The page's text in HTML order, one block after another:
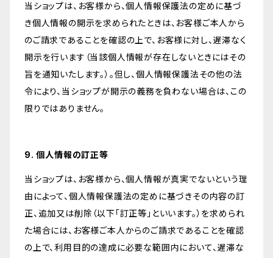
当ショップは、お客様から、個人情報保護法の定めに基づ
き個人情報の開示を求められたときは、お客様ご本人から
のご請求であることを確認の上で、お客様に対し、遅滞なく
開示を行います（当該個人情報が存在しないときにはその
旨を通知いたします。）。但し、個人情報保護法その他の法
令により、当ショップが開示の義務を負わない場合は、この
限りではありません。
9. 個人情報の訂正等
当ショップは、お客様から、個人情報が真実でないという理
由によって、個人情報保護法の定めに基づきその内容の訂
正、追加又は削除（以下「訂正等」といいます。）を求められ
た場合には、お客様ご本人からのご請求であることを確認
の上で、利用目的の達成に必要な範囲内において、遅滞な